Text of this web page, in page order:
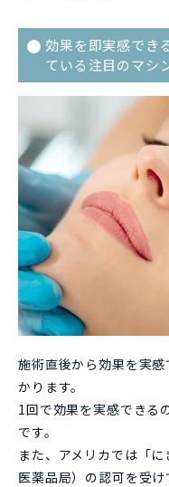
効果を即実感でき
ている注目のマシ
施術直後から効果を実
かります。
1回で効果を実感できる
です。
また、アメリカでは「
医薬品局）の認可を受